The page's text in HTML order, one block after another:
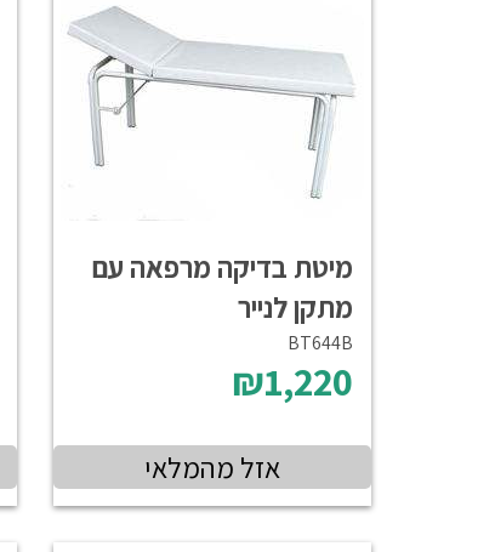
מיטת בדיקה מרפאה עם
מתקן לנייר
BT644B
₪1,220
אזל מהמלאי